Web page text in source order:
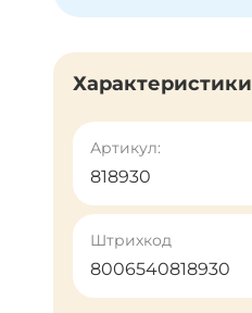
Характеристики
Артикул:
818930
Штрихкод
8006540818930